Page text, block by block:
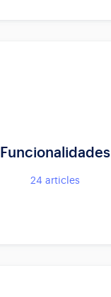
Funcionalidades
24 articles